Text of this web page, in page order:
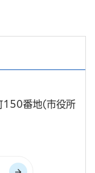
150番地(市役所